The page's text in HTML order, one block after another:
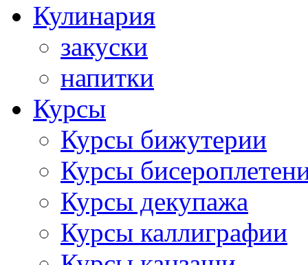
Кулинария
закуски
напитки
Курсы
Курсы бижутерии
Курсы
Курсы декупажа
Курсы каллиграфии